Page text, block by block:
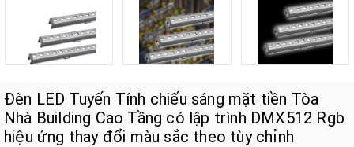
Đèn LED Tuyến Tính chiếu sáng mặt tiền Tòa
Nhà Building Cao Tầng có lập trình DMX512 Rgb
hiệu ứng thay đổi màu sắc theo tùy chỉnh